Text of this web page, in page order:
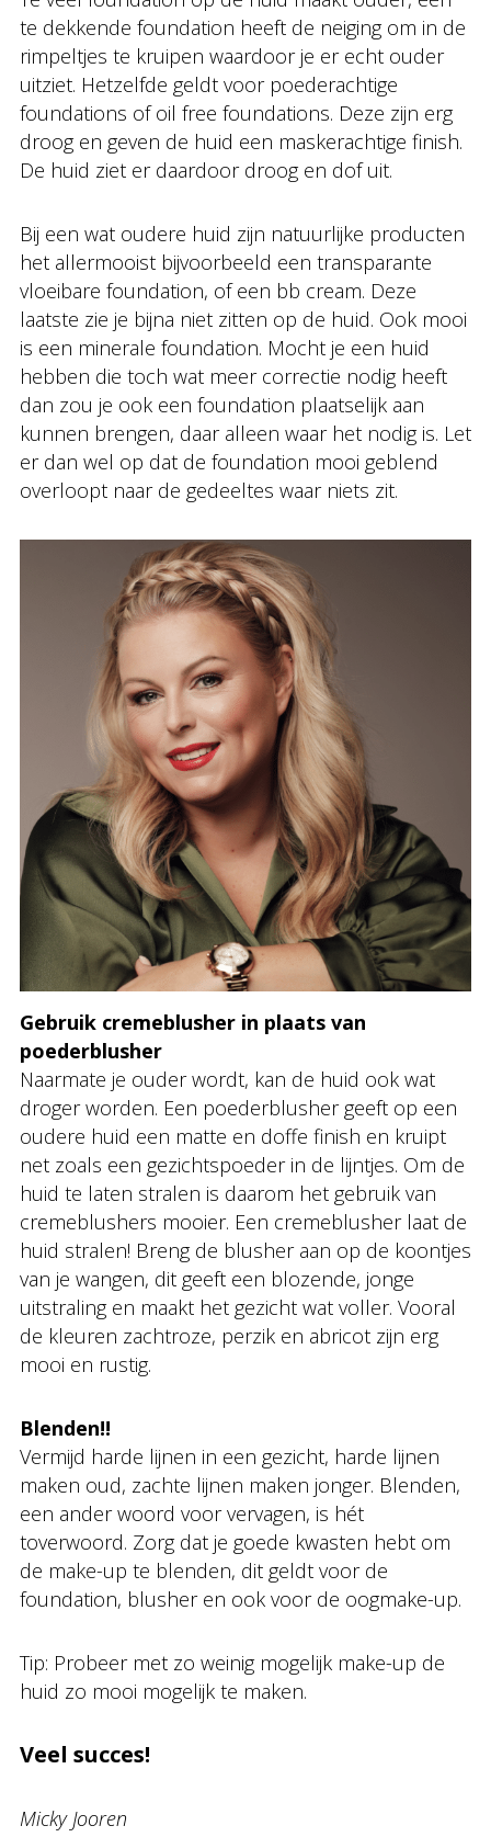
te dekkende foundation heeft de neiging om in de
rimpeltjes te kruipen waardoor je er echt ouder
uitziet. Hetzelfde geldt voor poederachtige
foundations of oil free foundations. Deze zijn erg
droog en geven de huid een maskerachtige finish.
De huid ziet er daardoor droog en dof uit.
Bij een wat oudere huid zijn natuurlijke producten
het allermooist bijvoorbeeld een transparante
vloeibare foundation, of een bb cream. Deze
laatste zie je bijna niet zitten op de huid. Ook mooi
is een minerale foundation. Mocht je een huid
hebben die toch wat meer correctie nodig heeft
dan zou je ook een foundation plaatselijk aan
kunnen brengen, daar alleen waar het nodig is. Let
er dan wel op dat de foundation mooi geblend
overloopt naar de gedeeltes waar niets zit.
Gebruik cremeblusher in plaats van
poederblusher
Naarmate je ouder wordt, kan de huid ook wat
droger worden. Een poederblusher geeft op een
oudere huid een matte en doffe finish en kruipt
net zoals een gezichtspoeder in de lijntjes. Om de
huid te laten stralen is daarom het gebruik van
cremeblushers mooier. Een cremeblusher laat de
huid stralen! Breng de blusher aan op de koontjes
van je wangen, dit geeft een blozende, jonge
uitstraling en maakt het gezicht wat voller. Vooral
de kleuren zachtroze, perzik en abricot zijn erg
mooi en rustig.
Blenden!!
Vermijd harde lijnen in een gezicht, harde lijnen
maken oud, zachte lijnen maken jonger. Blenden,
een ander woord voor vervagen, is hét
toverwoord. Zorg dat je goede kwasten hebt om
de make-up te blenden, dit geldt voor de
foundation, blusher en ook voor de oogmake-up.
Tip: Probeer met zo weinig mogelijk make-up de
huid zo mooi mogelijk te maken.
Veel succes!
Micky Jooren